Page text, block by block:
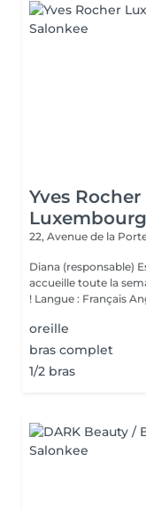
Yves Rocher
22, Avenue de la
Diana (responsable)
accueille toute la
! Langue : Français
oreille
bras complet
1/2 bras